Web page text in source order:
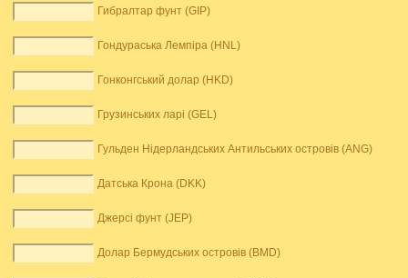
Гибралтар фунт (GIP)
Гондураська Лемпіра (HNL)
Гонконгський долар (HKD)
Грузинських ларі (GEL)
Гульден Нідерландських Антильських островів (ANG)
Датська Крона (DKK)
Джерсі фунт (JEP)
Долар Бермудських островів (BMD)